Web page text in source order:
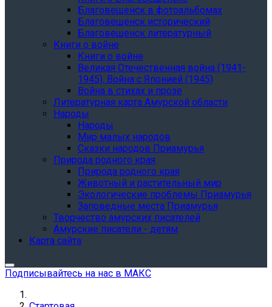
Благовещенск в фотоальбомах
Благовещенск исторический
Благовещенск литературный
Книги о войне
Книги о войне
Великая Отечественная война (1941-
1945). Война с Японией (1945)
Война в стихах и прозе
Литературная карта Амурской области
Народы
Народы
Мир малых народов
Сказки народов Приамурья
Природа родного края
Природа родного края
Животный и растительный мир
Экологические проблемы Приамурья
Заповедные места Приамурья
Творчество амурских писателей
Амурские писатели - детям
Карта сайта
Подписывайтесь на нас в МАКС